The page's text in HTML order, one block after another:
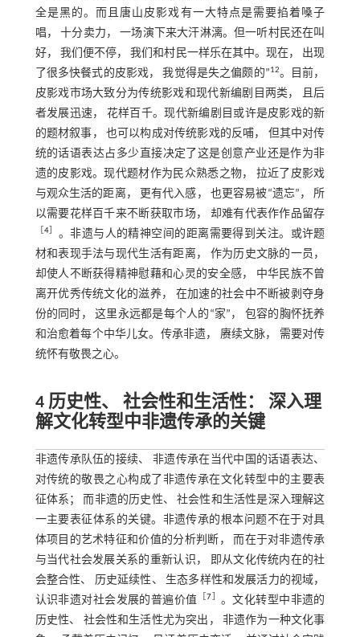
全是黑的。而且唐山皮影戏有一大特点是需要掐着嗓子
唱， 十分卖力， 一场演下来大汗淋漓。但一听村民还在叫
好， 我们便不停， 我们和村民一样乐在其中。现在， 出现
了很多快餐式的皮影戏， 我觉得是失之偏颇的”12。目前，
皮影戏市场大致分为传统影戏和现代新编剧目两类， 且后
者发展迅速， 花样百千。现代新编剧目或许是皮影戏的新
的题材叙事， 也可以构成对传统影戏的反哺， 但其中对传
统的话语表达占多少直接决定了这是创意产业还是作为非
遗的皮影戏。现代题材作为民众熟悉之物， 拉近了皮影戏
与观众生活的距离， 更有代入感， 也更容易被“遗忘”， 所
以需要花样百千来不断获取市场， 却难有代表作作品留存
［4
。非遗与人的精神空间的距离需要得到关注。或许题
材和表现手法与现代生活有距离， 作为历史文脉的一员，
却使人不断获得精神慰藉和心灵的安全感， 中华民族不曾
离开优秀传统文化的滋养， 在加速的社会中不断被剥夺身
份的同时， 这里永远都是每个人的“家”， 包容的胸怀抚养
和治愈着每个中华儿女。传承非遗， 赓续文脉， 需要对传
统怀有敬畏之心。
4 历史性、 社会性和生活性： 深入理
解文化转型中非遗传承的关键
非遗传承队伍的接续、 非遗传承在当代中国的话语表达、
对传统的敬畏之心构成了非遗传承在文化转型中的主要表
征体系； 而非遗的历史性、 社会性和生活性是深入理解这
一主要表征体系的关键。非遗传承的根本问题不在于对具
体项目的艺术特征和价值的分析判断， 而在于对非遗传承
与当代社会发展关系的重新认识， 即从文化传统内在的社
会整合性、 历史延续性、 生态多样性和发展活力的视域，
认识非遗对社会发展的普遍价值
［7
。文化转型中非遗的
历史性、 社会性和生活性尤为突出， 非遗作为一种文化事